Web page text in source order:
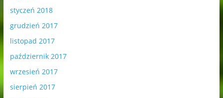
styczeń 2018
grudzień 2017
listopad 2017
październik 2017
wrzesień 2017
sierpień 2017